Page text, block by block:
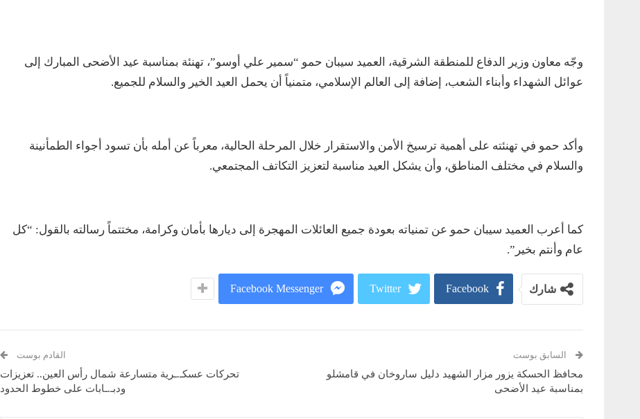
وجّه معاون وزير الدفاع للمنطقة الشرقية، العميد سيبان حمو “سمير علي أوسو”، تهنئة بمناسبة عيد الأضحى المبارك إلى
عوائل الشهداء وأبناء الشعب، إضافة إلى العالم الإسلامي، متمنياً أن يحمل العيد الخير والسلام للجميع.
وأكد حمو في تهنئته على أهمية ترسيخ الأمن والاستقرار خلال المرحلة الحالية، معرباً عن أمله بأن تسود أجواء الطمأنينة
والسلام في مختلف المناطق، وأن يشكل العيد مناسبة لتعزيز التكاتف المجتمعي.
كما أعرب العميد سيبان حمو عن تمنياته بعودة جميع العائلات المهجرة إلى ديارها بأمان وكرامة، مختتماً رسالته بالقول: “كل
عام وأنتم بخير”.
شارك Facebook
Twitter
Facebook Messenger
السابق بوست
محافظ الحسكة يزور مزار الشهيد دليل ساروخان في قامشلو
بمناسبة عيد الأضحى
القادم بوست
تحركات عسكـ.ـرية متسارعة شمال رأس العين.. تعزيزات
ودبـ.ـابات على خطوط الحدود